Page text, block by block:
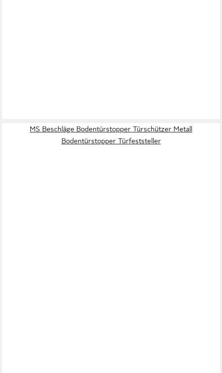
MS Beschläge Bodentürstopper Türschützer Metall
Bodentürstopper Türfeststeller